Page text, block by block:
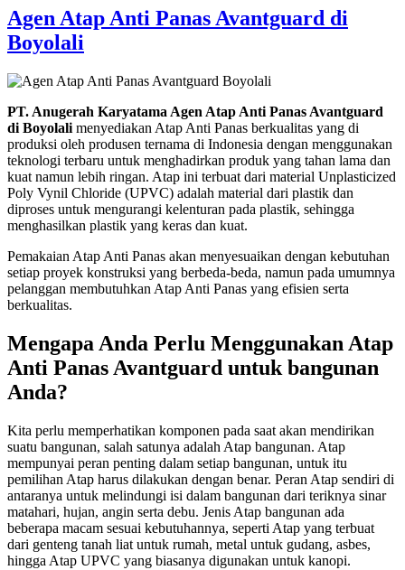
Agen Atap Anti Panas Avantguard di
Boyolali
PT. Anugerah Karyatama Agen Atap Anti Panas Avantguard
di Boyolali menyediakan Atap Anti Panas berkualitas yang di
produksi oleh produsen ternama di Indonesia dengan menggunakan
teknologi terbaru untuk menghadirkan produk yang tahan lama dan
kuat namun lebih ringan. Atap ini terbuat dari material Unplasticized
Poly Vynil Chloride (UPVC) adalah material dari plastik dan
diproses untuk mengurangi kelenturan pada plastik, sehingga
menghasilkan plastik yang keras dan kuat.
Pemakaian Atap Anti Panas akan menyesuaikan dengan kebutuhan
setiap proyek konstruksi yang berbeda-beda, namun pada umumnya
pelanggan membutuhkan Atap Anti Panas yang efisien serta
berkualitas.
Mengapa Anda Perlu Menggunakan Atap
Anti Panas Avantguard untuk bangunan
Anda?
Kita perlu memperhatikan komponen pada saat akan mendirikan
suatu bangunan, salah satunya adalah Atap bangunan. Atap
mempunyai peran penting dalam setiap bangunan, untuk itu
pemilihan Atap harus dilakukan dengan benar. Peran Atap sendiri di
antaranya untuk melindungi isi dalam bangunan dari teriknya sinar
matahari, hujan, angin serta debu. Jenis Atap bangunan ada
beberapa macam sesuai kebutuhannya, seperti Atap yang terbuat
dari genteng tanah liat untuk rumah, metal untuk gudang, asbes,
hingga Atap UPVC yang biasanya digunakan untuk kanopi.